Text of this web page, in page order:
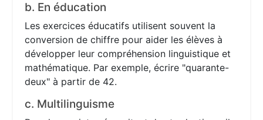
b. En éducation
Les exercices éducatifs utilisent souvent la
conversion de chiffre pour aider les élèves à
développer leur compréhension linguistique et
mathématique. Par exemple, écrire "quarante-
deux" à partir de 42.
c. Multilinguisme